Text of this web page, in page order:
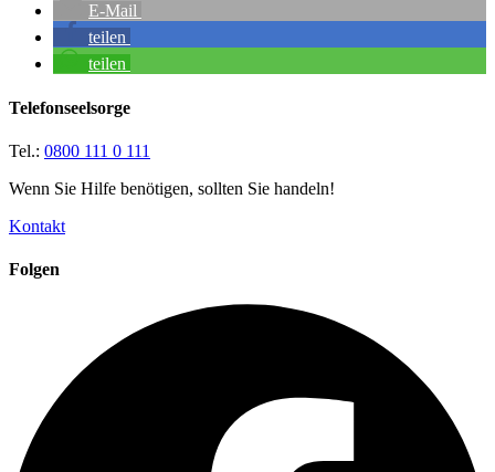
E-Mail
teilen
teilen
Telefonseelsorge
Tel.: 0800 111 0 111
Wenn Sie Hilfe benötigen, sollten Sie handeln!
Kontakt
Folgen